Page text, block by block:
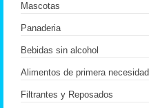
Mascotas
Panaderia
Bebidas sin alcohol
Alimentos de primera necesidad
Filtrantes y Reposados